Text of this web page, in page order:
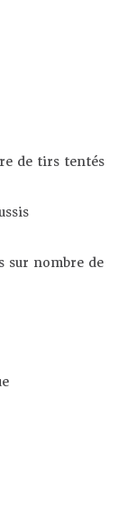
de tirs tentés
sur nombre de